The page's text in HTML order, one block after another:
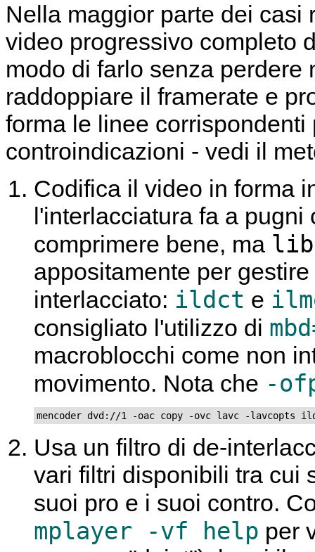
Nella maggior parte dei
video progressivo completo
modo di farlo senza
raddoppiare il framerate e
forma le linee
controindicazioni - vedi il
Codifica il video in forma
l'interlacciatura fa a
comprimere bene, ma
appositamente per
interlacciato: ildct e
consigliato l'utilizzo di
macroblocchi come non
movimento. Nota che -
mencoder dvd://1 -oac copy -ovc lavc -lavcopts
Usa un filtro di de-
vari filtri disponibili tra cui
suoi pro e i suoi contro.
mplayer -vf help per